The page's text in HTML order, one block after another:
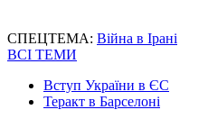
СПЕЦТЕМА: Війна в Ірані
ВСІ ТЕМИ
Вступ України в ЄС
Теракт в Барселоні